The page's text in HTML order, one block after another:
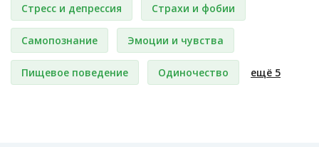
Стресс и депрессия Страхи и фобии
Самопознание Эмоции и чувства
Пищевое поведение Одиночество ещё 5